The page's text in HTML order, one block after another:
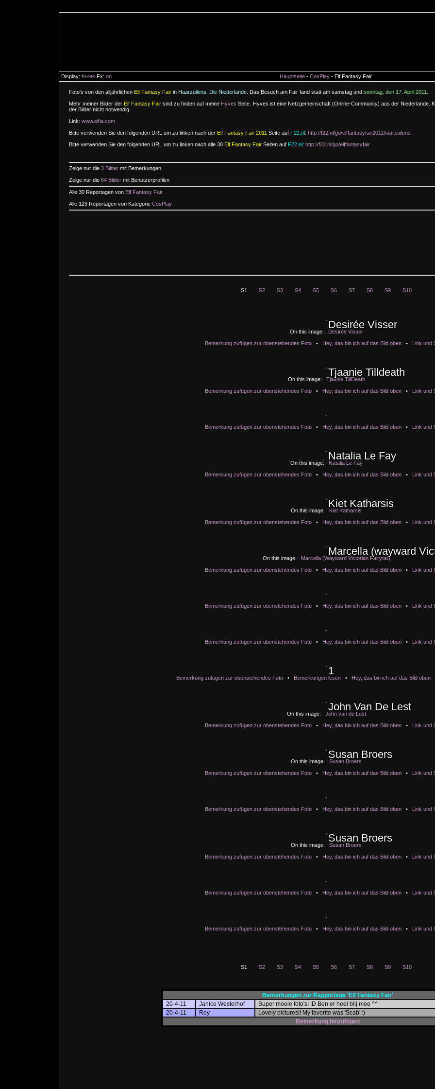
Display: hi-res Fx: on Hauptseite - CosPlay - Elf Fantasy Fair
Foto's von den alljährlichen Elf Fantasy Fair in Haarzuilens, Die Niederlande . Das Besuch am Fair fand statt am samstag und sonntag, den 17. April 2011
Mehr meiner Bilder der Elf Fantasy Fair sind zu finden auf meine Hyves Seite. Hyves ist eine Netzgemeinschaft (Online-Community) aus der Niederlande.
der Bilder nicht notwendig.
Link: www.elfia.com
Bitte verwenden Sie den folgenden URL um zu linken nach der Elf Fantasy Fair 2011 Seite auf F22.nl: http://f22.nl/go/elffantasyfair2011haarzuilens
Bitte verwenden Sie den folgenden URL um zu linken nach alle 30 Elf Fantasy Fair Seiten auf F22.nl: http://f22.nl/go/elffantasyfair
Zeige nur die 3 Bilder mit Bemerkungen
Zeige nur die 64 Bilder mit Benutzerprofilen
Alle 30 Reportagen von Elf Fantasy Fair
Alle 129 Reportagen von Kategorie CosPlay
S1 S2 S3 S4 S5 S6 S7 S8 S9 S10
Desirée Visser
Desirée Visser
Desirée Visser
Desirée Visser
Desirée Visser
On this image:
Desirée Visser
Bemerkung zufügen zur obenstehendes Foto • Hey, das bin ich auf das Bild oben • Link und
Tjaanie Tilldeath
Tjaanie Tilldeath
Tjaanie Tilldeath
Tjaanie Tilldeath
Tjaanie Tilldeath
On this image: Tjaanie TillDeath
Bemerkung zufügen zur obenstehendes Foto • Hey, das bin ich auf das Bild oben • Link und
Bemerkung zufügen zur obenstehendes Foto • Hey, das bin ich auf das Bild oben • Link und
Natalia Le Fay
Natalia Le Fay
Natalia Le Fay
Natalia Le Fay
Natalia Le Fay
On this image:
Natalia Le Fay
Bemerkung zufügen zur obenstehendes Foto • Hey, das bin ich auf das Bild oben • Link und
Kiet Katharsis
Kiet Katharsis
Kiet Katharsis
Kiet Katharsis
Kiet Katharsis
On this image: Kiet Katharsis
Bemerkung zufügen zur obenstehendes Foto • Hey, das bin ich auf das Bild oben • Link und
Marcella (wayward
Marcella (wayward
Marcella (wayward
Marcella (wayward
Marcella (wayward
On this image:
Marcella (Wayward Victorian Fairytail)
Bemerkung zufügen zur obenstehendes Foto • Hey, das bin ich auf das Bild oben • Link und
Bemerkung zufügen zur obenstehendes Foto • Hey, das bin ich auf das Bild oben • Link und
Bemerkung zufügen zur obenstehendes Foto • Hey, das bin ich auf das Bild oben • Link und
1
1
1
1
1
Bemerkung zufügen zur obenstehendes Foto• Bemerkungen lesen• Hey, das bin ich auf das Bild oben
John Van De Lest
John Van De Lest
John Van De Lest
John Van De Lest
John Van De Lest
On this image: John van de Lest
Bemerkung zufügen zur obenstehendes Foto • Hey, das bin ich auf das Bild oben • Link und
Susan Broers
Susan Broers
Susan Broers
Susan Broers
Susan Broers
On this image: Susan Broers
Bemerkung zufügen zur obenstehendes Foto • Hey, das bin ich auf das Bild oben • Link und
Bemerkung zufügen zur obenstehendes Foto • Hey, das bin ich auf das Bild oben • Link und
Susan Broers
Susan Broers
Susan Broers
Susan Broers
Susan Broers
On this image: Susan Broers
Bemerkung zufügen zur obenstehendes Foto • Hey, das bin ich auf das Bild oben • Link und
Bemerkung zufügen zur obenstehendes Foto • Hey, das bin ich auf das Bild oben • Link und
Bemerkung zufügen zur obenstehendes Foto • Hey, das bin ich auf das Bild oben • Link und
S1 S2 S3 S4 S5 S6 S7 S8 S9 S10
Bemerkungen zur Rapportage 'Elf Fantasy Fair'
20-4-11
Janice Westerhof
Super mooie foto's! :D Ben er heel blij mee ^^
20-4-11
Roy
Lovely pictures!! My favorite was 'Scab' :)
Bemerkung hinzufügen